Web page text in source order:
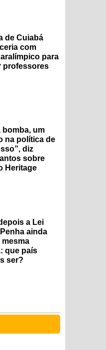
de Cuiabá
com
para
professores
bomba, um
na política de
diz
sobre
Heritage
a Lei
ainda
mesma
que país
ser?